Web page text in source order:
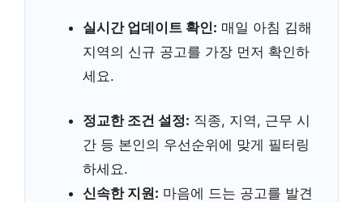
실시간 업데이트 확인: 매일 아침 김해
지역의 신규 공고를 가장 먼저 확인하
세요.
정교한 조건 설정: 직종, 지역, 근무 시
간 등 본인의 우선순위에 맞게 필터링
하세요.
신속한 지원: 마음에 드는 공고를 발견